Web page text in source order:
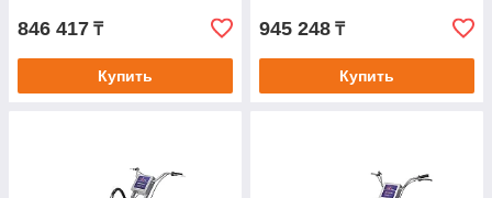
846 417 ₸
Купить
945 248 ₸
Купить